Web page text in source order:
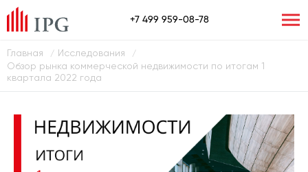
+7 499 959-08-78
Главная / Исследования /
Обзор рынка коммерческой недвижимости по итогам 1
квартала 2022 года